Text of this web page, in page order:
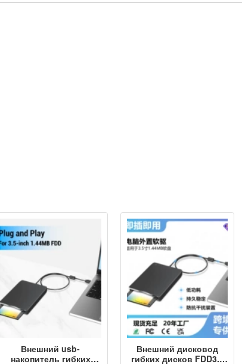
Внешний usb-
накопитель гибких
Внешний дисковод
гибких дисков FDD3.5